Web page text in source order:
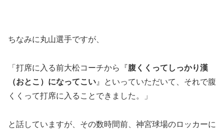
ちなみに丸山選手ですが、
「打席に入る前大松コーチから『腹くくってしっかり漢
（おとこ）になってこい 』といっていただいて、それで腹
くくって打席に入ることできました。」
と話していますが、その数時間前、神宮球場のロッカーに